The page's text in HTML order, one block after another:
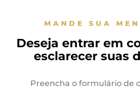
MANDE SUA
Deseja entrar em
esclarecer suas
Preencha o formulário de